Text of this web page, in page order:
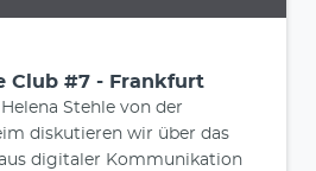
Club #7 - Frankfurt
Stehle von der
diskutieren wir über das
aus digitaler Kommunikation